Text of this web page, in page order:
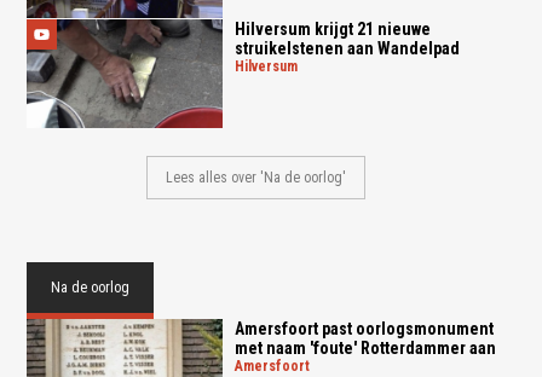
Hilversum krijgt 21 nieuwe
struikelstenen aan Wandelpad
hilversum
Lees alles over 'Na de oorlog'
Na de oorlog
Amersfoort past oorlogsmonument
met naam 'foute' Rotterdammer aan
amersfoort